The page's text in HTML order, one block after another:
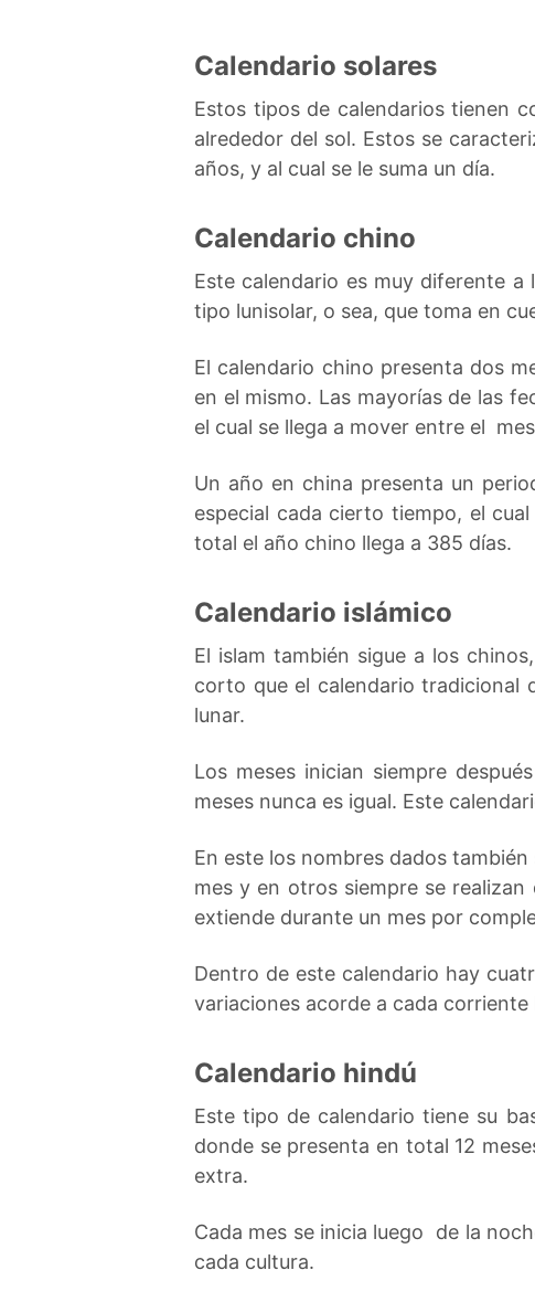
Calendario solares
Estos tipos de calendarios tienen
alrededor del sol. Estos se
años, y al cual se le suma un día.
Calendario chino
Este calendario es muy diferente
tipo lunisolar, o sea, que toma en
El calendario chino presenta dos
en el mismo. Las mayorías de las
el cual se llega a mover entre el
Un año en china presenta un
especial cada cierto tiempo, el
total el año chino llega a 385 días.
Calendario islámico
El islam también sigue a los
corto que el calendario tradicional
lunar.
Los meses inician siempre
meses nunca es igual. Este
En este los nombres dados
mes y en otros siempre se
extiende durante un mes por
Dentro de este calendario hay
variaciones acorde a cada corriente
Calendario hindú
Este tipo de calendario tiene su
donde se presenta en total 12
extra.
Cada mes se inicia luego de la
cada cultura.